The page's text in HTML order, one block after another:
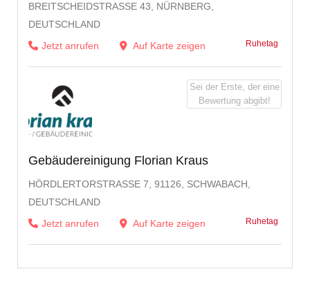
BREITSCHEIDSTRASSE 43, NÜRNBERG, D
EUTSCHLAND
Jetzt anrufen
Auf Karte zeigen Ruhetag
Gebäudereinigung Florian Kraus
HÖRDLERTORSTRASSE 7, 91126, SCHWABACH, D
EUTSCHLAND
Jetzt anrufen
Auf Karte zeigen Ruhetag
Sei der Erste, der eine
Bewertung abgibt!